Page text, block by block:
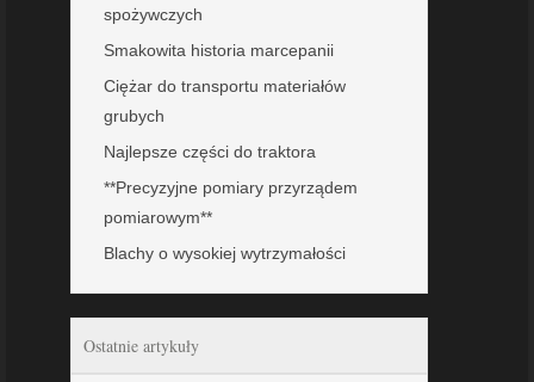
spożywczych
Smakowita historia marcepanii
Ciężar do transportu materiałów
grubych
Najlepsze części do traktora
**Precyzyjne pomiary przyrządem
pomiarowym**
Blachy o wysokiej wytrzymałości
Ostatnie artykuły